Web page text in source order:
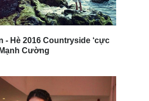
- Hè 2016 Countryside ‘cực
Cường